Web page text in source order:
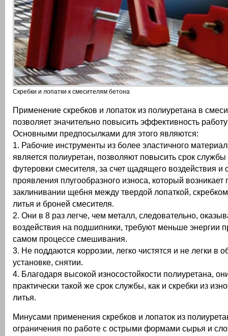
Скребки и лопатки к смесителям бетона
Применение скребков и лопаток из полиуретана в
позволяет значительно повысить эффективность
Основными предпосылками для этого являются:
1. Рабочие инструменты из более эластичного
является полиуретан, позволяют повысить срок
футеровки смесителя, за счет щадящего воздействия и
проявления плугообразного износа, который возникает
заклинивании щебня между твердой лопаткой,
литья и броней смесителя.
2. Они в 8 раз легче, чем металл, следовательно,
воздействия на подшипники, требуют меньше энергии
самом процессе смешивания.
3. Не поддаются коррозии, легко чистятся и не легки в
установке, снятии.
4. Благодаря высокой износостойкости полиуретана,
практически такой же срок службы, как и скребки из
литья.
Минусами применения скребков и лопаток из
ограничения по работе с острыми формами сырья и